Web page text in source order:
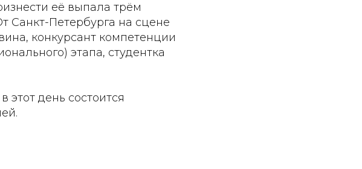
её выпала трём
Санкт-Петербурга на сцене
конкурсант компетенции
этапа, студентка
день состоится